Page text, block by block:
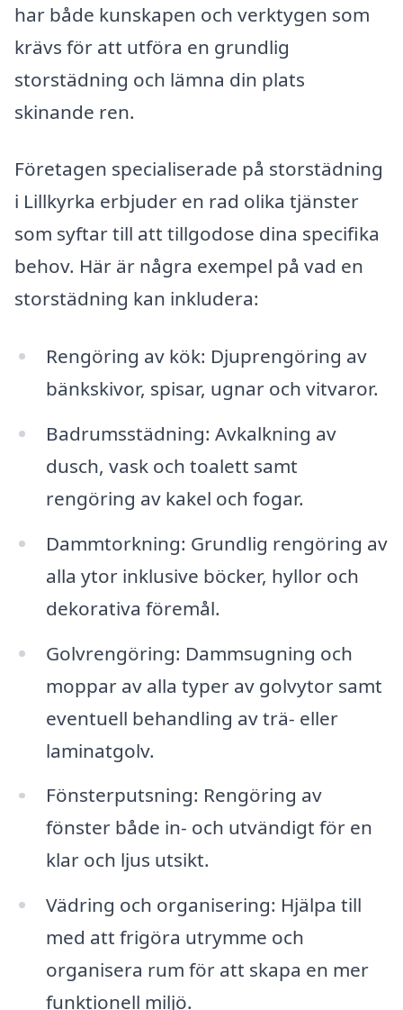
har både kunskapen och verktygen som
krävs för att utföra en grundlig
storstädning och lämna din plats
skinande ren.
Företagen specialiserade på storstädning
i Lillkyrka erbjuder en rad olika tjänster
som syftar till att tillgodose dina specifika
behov. Här är några exempel på vad en
storstädning kan inkludera:
Rengöring av kök: Djuprengöring av
bänkskivor, spisar, ugnar och vitvaror.
Badrumsstädning: Avkalkning av
dusch, vask och toalett samt
rengöring av kakel och fogar.
Dammtorkning: Grundlig rengöring av
alla ytor inklusive böcker, hyllor och
dekorativa föremål.
Golvrengöring: Dammsugning och
moppar av alla typer av golvytor samt
eventuell behandling av trä- eller
laminatgolv.
Fönsterputsning: Rengöring av
fönster både in- och utvändigt för en
klar och ljus utsikt.
Vädring och organisering: Hjälpa till
med att frigöra utrymme och
organisera rum för att skapa en mer
funktionell miljö.